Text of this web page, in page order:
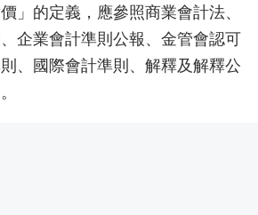
」的定義，應參照商業會計法、
企業會計準則公報、金管會認可
、國際會計準則、解釋及解釋公